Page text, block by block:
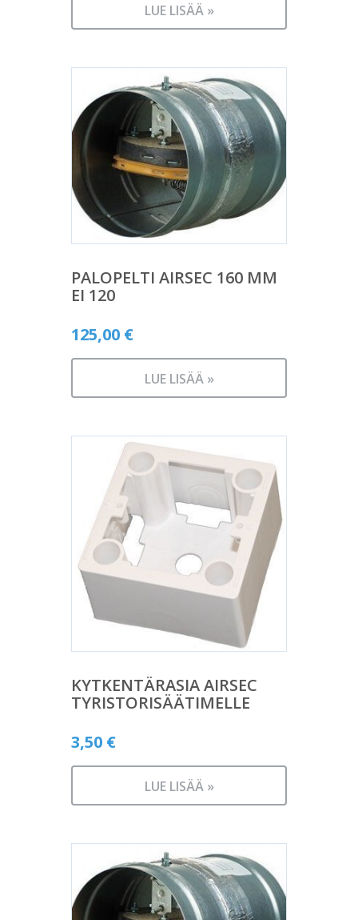
LUE LISÄÄ »
PALOPELTI AIRSEC 160 MM
EI 120
125,00 €
LUE LISÄÄ »
KYTKENTÄRASIA AIRSEC
TYRISTORISÄÄTIMELLE
3,50 €
LUE LISÄÄ »